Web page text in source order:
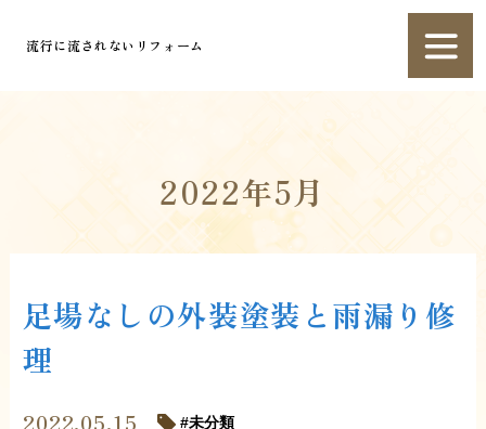
流行に流されないリフォーム
2022年5月
足場なしの外装塗装と雨漏り修
理
2022.05.15 未分類